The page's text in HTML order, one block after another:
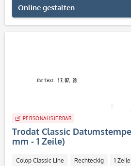
Online gestalten
PERSONALISIERBAR
Trodat Classic
mm - 1 Zeile)
Colop Classic Line Rechteckig 1 Zeile